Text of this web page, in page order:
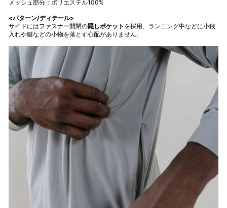
メッシュ部分：ポリエステル100%
<パターン/ディテール>
サイドにはファスナー開閉の隠しポケット を採用、ランニング中などに小銭
入れや鍵などの小物を落とす心配がありません。